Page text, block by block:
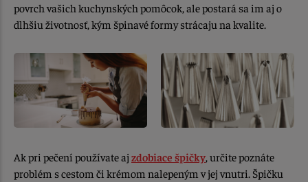
povrch vašich kuchynských pomôcok, ale postará sa im aj o
dlhšiu životnosť, kým špinavé formy strácaju na kvalite.
Ak pri pečení používate aj zdobiace špičky, určite poznáte
problém s cestom či krémom nalepeným v jej vnutri. Špičku